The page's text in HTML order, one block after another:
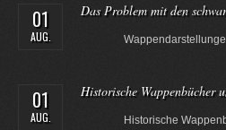
01
AUG.
Das Problem mit den
01
AUG.
Historische Wappenbücher
Historische